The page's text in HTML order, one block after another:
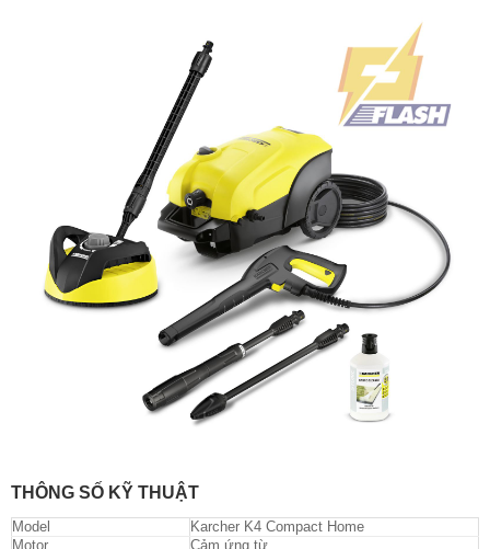
THÔNG SỐ KỸ THUẬT
Model
Karcher K4 Compact Home
Motor
Cảm ứng từ